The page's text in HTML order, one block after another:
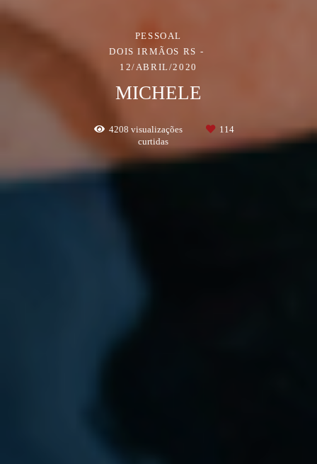
PESSOAL
DOIS IRMÃOS RS
12/ABRIL/2020
MICHELE
4208 visualizações
114
curtidas